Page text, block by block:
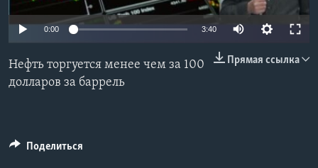
Learning English
СОЦИАЛЬНЫЕ СЕТИ
0:00 3:40
Прямая ссылка
Нефть торгуется менее чем за 100
долларов за баррель
Поделиться